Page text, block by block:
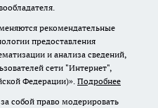
рекомендательные
предоставления
и анализа сведений,
сети "Интернет",
Федерации)». Подробнее
собой право модерировать